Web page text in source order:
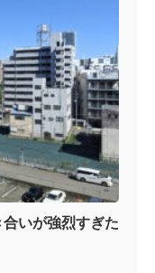
合いが強烈すぎた